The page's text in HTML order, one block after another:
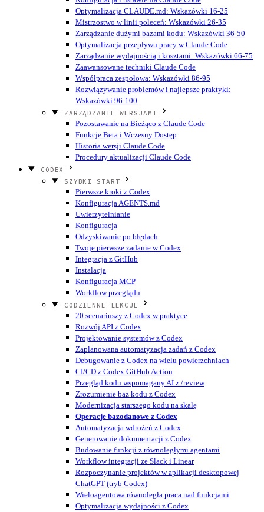
Optymalizacja CLAUDE.md: Wskazówki 16-25
Mistrzostwo w linii poleceń: Wskazówki 26-35
Zarządzanie dużymi bazami kodu: Wskazówki 36-50
Optymalizacja przepływu pracy w Claude Code
Zarządzanie wydajnością i kosztami: Wskazówki 66-75
Zaawansowane techniki Claude Code
Współpraca zespołowa: Wskazówki 86-95
Rozwiązywanie problemów i najlepsze praktyki:
Wskazówki 96-100
ZARZĄDZANIE WERSJAMI
Pozostawanie na Bieżąco z Claude Code
Funkcje Beta i Wczesny Dostęp
Historia wersji Claude Code
Procedury aktualizacji Claude Code
CODEX
SZYBKI START
Pierwsze kroki z Codex
Konfiguracja AGENTS.md
Uwierzytelnianie
Konfiguracja
Odzyskiwanie po błędach
Twoje pierwsze zadanie w Codex
Integracja z GitHub
Instalacja
Konfiguracja MCP
Workflow przeglądu
CODZIENNE LEKCJE
20 scenariuszy z Codex w praktyce
Rozwój API z Codex
Projektowanie systemów z Codex
Zaplanowana automatyzacja zadań z Codex
Debugowanie z Codex na wielu powierzchniach
CI/CD z Codex GitHub Action
Przegląd kodu wspomagany AI z /review
Zrozumienie baz kodu z Codex
Modernizacja starszego kodu na skalę
Operacje bazodanowe z Codex
Automatyzacja wdrożeń z Codex
Generowanie dokumentacji z Codex
Budowanie funkcji z równoległymi agentami
Workflow integracji ze Slack i Linear
Rozpoczynanie projektów w aplikacji desktopowej
ChatGPT (tryb Codex)
Wieloagentowa równoległa praca nad funkcjami
Optymalizacja wydajności z Codex